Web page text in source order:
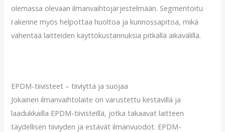
olemassa olevaan ilmanvaihtojärjestelmään. Segmentoitu
rakenne myös helpottaa huoltoa ja kunnossapitoa, mikä
vähentää laitteiden käyttökustannuksia pitkällä aikavälillä.
EPDM-tiivisteet – tiiviyttä ja suojaa
Jokainen ilmanvaihtolaite on varustettu kestävillä ja
laadukkailla EPDM-tiivisteillä, jotka takaavat laitteen
täydellisen tiiviyden ja estävät ilmanvuodot. EPDM-